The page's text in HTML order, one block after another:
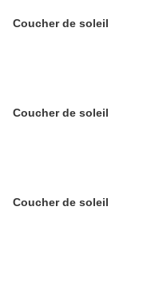
Coucher de soleil
Coucher de soleil
Coucher de soleil